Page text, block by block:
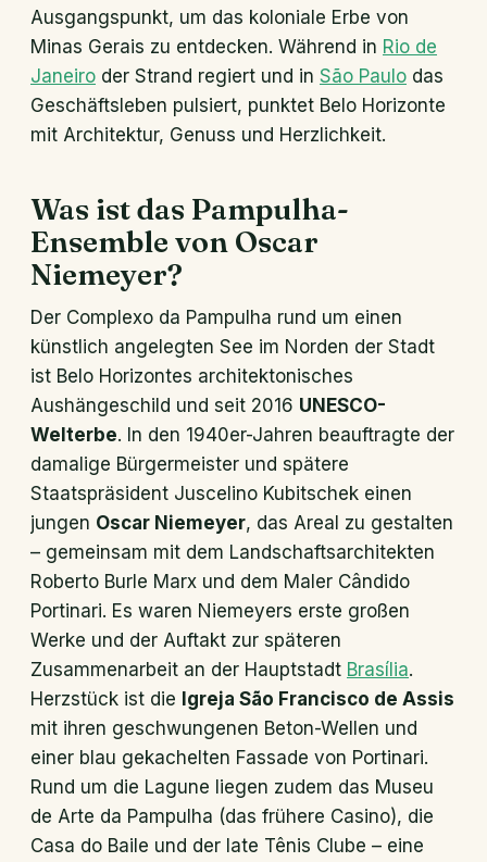
Ausgangspunkt, um das koloniale Erbe von
Minas Gerais zu entdecken. Während in Rio de
Janeiro der Strand regiert und in São Paulo das
Geschäftsleben pulsiert, punktet Belo Horizonte
mit Architektur, Genuss und Herzlichkeit.
Was ist das Pampulha-
Ensemble von Oscar
Niemeyer?
Der Complexo da Pampulha rund um einen
künstlich angelegten See im Norden der Stadt
ist Belo Horizontes architektonisches
Aushängeschild und seit 2016 UNESCO-
Welterbe. In den 1940er-Jahren beauftragte der
damalige Bürgermeister und spätere
Staatspräsident Juscelino Kubitschek einen
jungen Oscar Niemeyer, das Areal zu gestalten
– gemeinsam mit dem Landschaftsarchitekten
Roberto Burle Marx und dem Maler Cândido
Portinari. Es waren Niemeyers erste großen
Werke und der Auftakt zur späteren
Zusammenarbeit an der Hauptstadt Brasília.
Herzstück ist die Igreja São Francisco de Assis
mit ihren geschwungenen Beton-Wellen und
einer blau gekachelten Fassade von Portinari.
Rund um die Lagune liegen zudem das Museu
de Arte da Pampulha (das frühere Casino), die
Casa do Baile und der Iate Tênis Clube – eine